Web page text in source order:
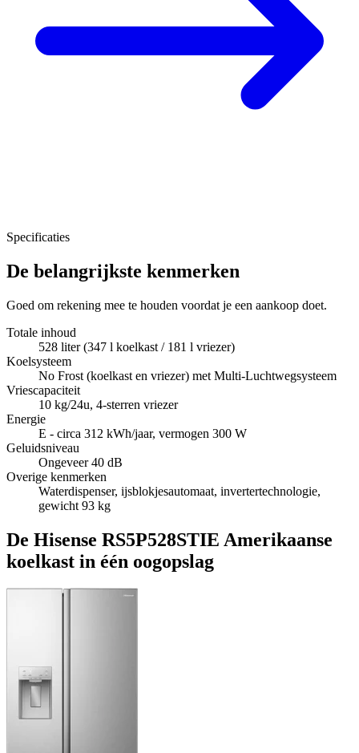
Specificaties
De belangrijkste kenmerken
Goed om rekening mee te houden voordat je een aankoop doet.
Totale inhoud
528 liter (347 l koelkast / 181 l vriezer)
Koelsysteem
No Frost (koelkast en vriezer) met Multi-Luchtwegsysteem
Vriescapaciteit
10 kg/24u, 4-sterren vriezer
Energie
E - circa 312 kWh/jaar, vermogen 300 W
Geluidsniveau
Ongeveer 40 dB
Overige kenmerken
Waterdispenser, ijsblokjesautomaat, invertertechnologie,
gewicht 93 kg
De Hisense RS5P528STIE Amerikaanse
koelkast in één oogopslag